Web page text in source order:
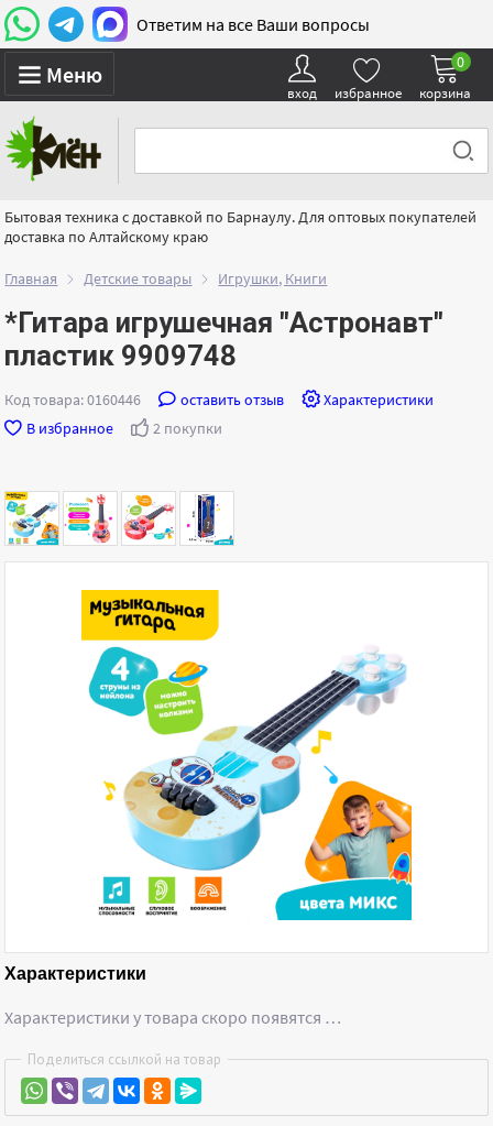
Ответим на все Ваши вопросы
Меню
вход избранное корзина
0
Бытовая техника с доставкой по Барнаулу. Для оптовых покупателей
доставка по Алтайскому краю
Главная Детские товары Игрушки, Книги
*Гитара игрушечная "Астронавт"
пластик 9909748
Код товара: 0160446 оставить отзыв
Характеристики
В избранное
2 покупки
Характеристики
Характеристики у товара скоро появятся …
Поделиться ссылкой на товар